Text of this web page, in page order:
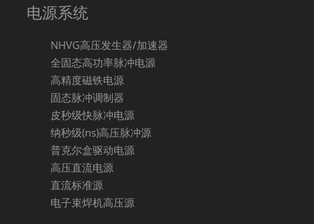
电源系统
NHVG高压发生器/加速器
全固态高功率脉冲电源
高精度磁铁电源
固态脉冲调制器
皮秒级快脉冲电源
纳秒级(ns)高压脉冲源
普克尔盒驱动电源
高压直流电源
直流标准源
电子束焊机高压源